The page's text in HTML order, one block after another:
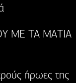
ΜΕ ΤΑ ΜΑΤΙΑ
ήρωες της